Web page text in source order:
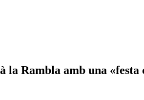
la Rambla amb una